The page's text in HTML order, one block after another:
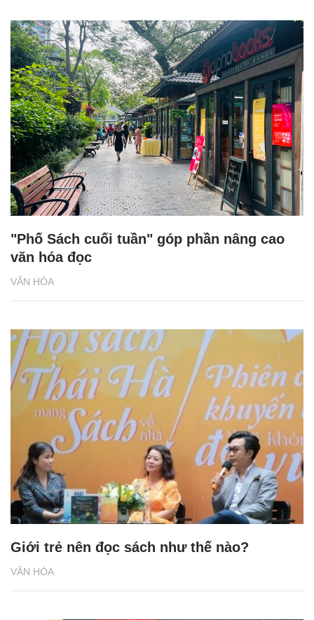
VĂN HÓA
"Phố Sách cuối tuần" góp phần nâng cao
văn hóa đọc
VĂN HÓA
Giới trẻ nên đọc sách như thế nào?